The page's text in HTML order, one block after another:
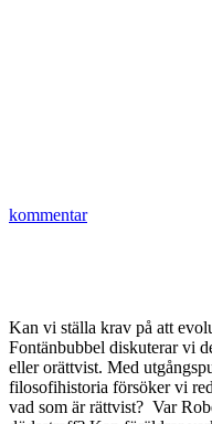
kommentar
Kan vi ställa krav på att
Fontänbubbel diskuterar vi
eller orättvist. Med
filosofihistoria försöker vi
vad som är rättvist? Var